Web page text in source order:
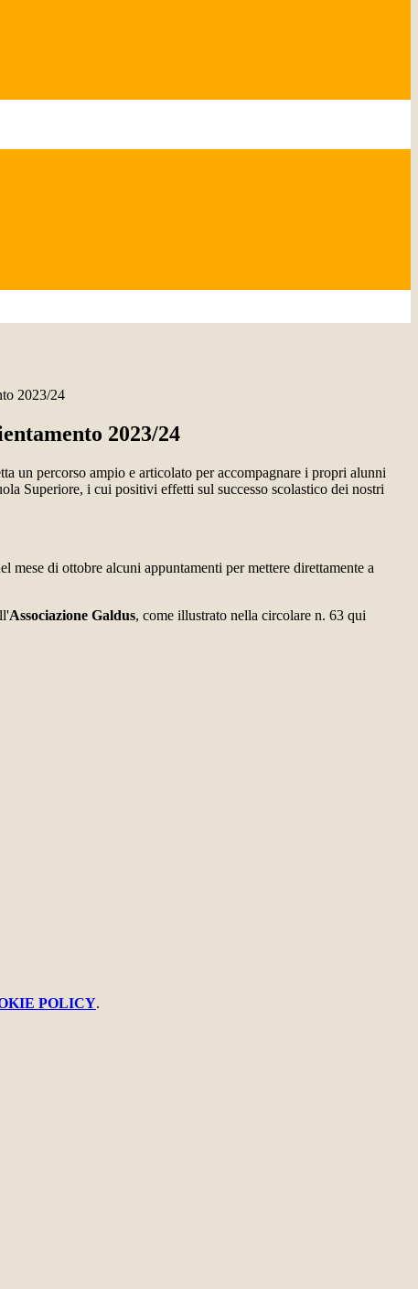
2023/24
2023/24
un percorso ampio e articolato per accompagnare i propri alunni
Superiore, i cui positivi effetti sul successo scolastico dei nostri
di ottobre alcuni appuntamenti per mettere direttamente a
Associazione Galdus, come illustrato nella circolare n. 63 qui
POLICY.